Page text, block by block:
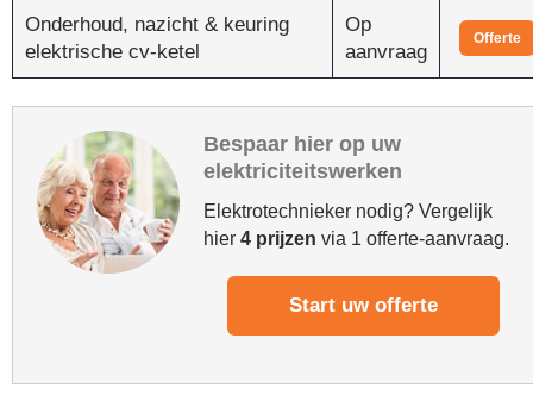
Onderhoud, nazicht & keuring
elektrische cv-ketel
Op
aanvraag
Offerte
Bespaar hier op uw
elektriciteitswerken
Elektrotechnieker nodig? Vergelijk
hier 4 prijzen via 1 offerte-aanvraag.
Start uw offerte